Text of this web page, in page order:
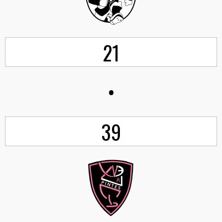
21
•
39